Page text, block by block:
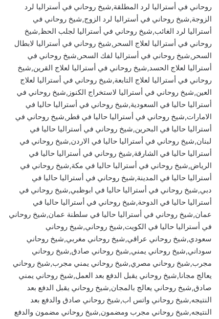
روحاني في أستراليا لرد المطلقة,شيخ روحاني في أستراليا لرد
الزوجة,شيخ روحاني في أستراليا لرد الزوج,شيخ روحاني في
أستراليا لرد الغائب,شيخ روحاني في أستراليا لجلب الحظ,شيخ
روحاني في أستراليا لعلاج السحر,شيخ روحاني في أستراليا لابطال
السحر,شيخ روحاني في أستراليا لفك السحر,شيخ روحاني في
أستراليا لعلاج الحسد,شيخ روحاني في أستراليا لعلاج القرين,شيخ
روحاني في أستراليا لعلاج التابعة,شيخ روحاني في أستراليا لعلاج
العين,شيخ روحاني في أستراليا لاستخراج الكنوز,شيخ روحاني في
أستراليا حاليا في السعودية,شيخ روحاني في أستراليا حاليا في
الامارات,شيخ روحاني في أستراليا حاليا في قطر,شيخ روحاني في
أستراليا حاليا في البحرين,شيخ روحاني في أستراليا حاليا في
لبنان,شيخ روحاني في أستراليا حاليا في الاردن,شيخ روحاني في
أستراليا حاليا في الشارقة,شيخ روحاني في أستراليا حاليا في
الرياض,شيخ روحاني في أستراليا حاليا في مكة,شيخ روحاني في
أستراليا حاليا في المدينة,شيخ روحاني في أستراليا حاليا في
دبي,شيخ روحاني في أستراليا حاليا في ابوظبي,شيخ روحاني في
أستراليا حاليا في الدوحة,شيخ روحاني في أستراليا حاليا في
عمان,شيخ روحاني في أستراليا حاليا في سلطنة عمان,شيخ روحاني
في أستراليا حاليا في الكويت,شيخ روحاني,شيخ روحاني
سعودي,شيخ روحاني عراقي,شيخ روحاني مغربي,شيخ روحاني
سوداني,شيخ روحاني يمني,شيخ روحاني صادق,شيخ روحاني
مجرب,شيخ روحاني مصري,شيخ روحاني يمني مجرب,شيخ روحاني
يعالج مجانا,شيخ روحاني يقبل الدفع بعد العمل,شيخ روحاني يمني
صادق,شيخ روحاني يعالج بالمجان,شيخ روحاني يقبل الدفع بعد
النتيجه,شيخ روحاني واتس اب,شيخ روحاني صادق والدفع بعد
النتيجه,شيخ روحاني مجرب ومضمون,شيخ روحاني مضمون والدفع